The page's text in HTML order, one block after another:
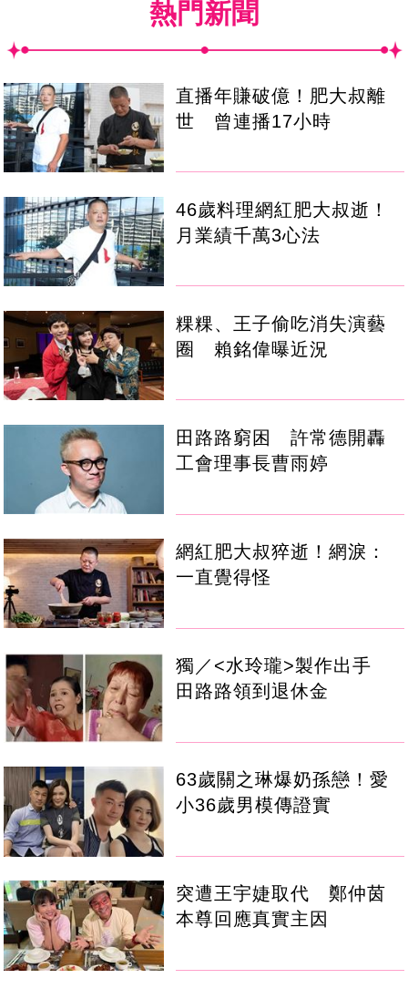
熱門新聞
直播年賺破億！肥大叔離
世 曾連播17小時
46歲料理網紅肥大叔逝！
月業績千萬3心法
粿粿、王子偷吃消失演藝
圈 賴銘偉曝近況
田路路窮困 許常德開轟
工會理事長曹雨婷
網紅肥大叔猝逝！網淚：
一直覺得怪
獨／<水玲瓏>製作出手
田路路領到退休金
63歲關之琳爆奶孫戀！愛
小36歲男模傳證實
突遭王宇婕取代 鄭仲茵
本尊回應真實主因